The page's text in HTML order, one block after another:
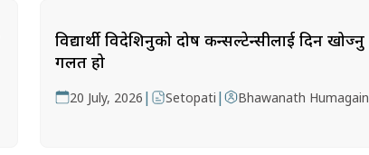
विद्यार्थी विदेशिनुको दोष कन्सल्टेन्सीलाई दिन खोज्नु
गलत हो
20 July, 2026 | Setopati | Bhawanath Humagain